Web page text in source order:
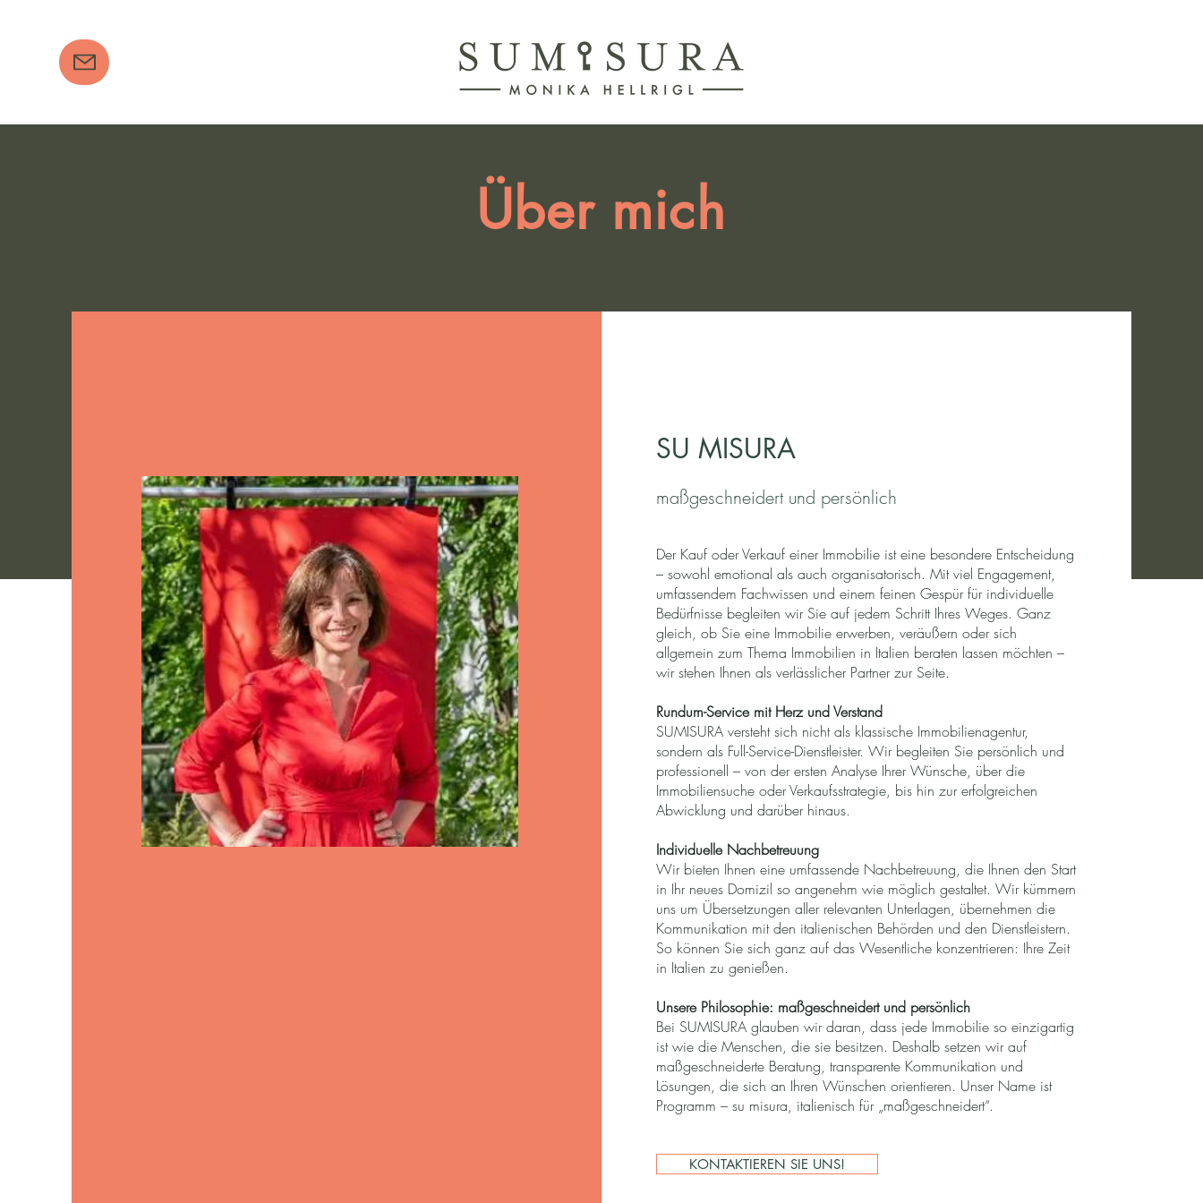
Über mich
SU MISURA
maßgeschneidert und persönlich
Der Kauf oder Verkauf einer Immobilie ist eine besondere Entscheidung
– sowohl emotional als auch organisatorisch. Mit viel Engagement,
umfassendem Fachwissen und einem feinen Gespür für individuelle
Bedürfnisse begleiten wir Sie auf jedem Schritt Ihres Weges. Ganz
gleich, ob Sie eine Immobilie erwerben, veräußern oder sich
allgemein zum Thema Immobilien in Italien beraten lassen möchten –
wir stehen Ihnen als verlässlicher Partner zur Seite.
Rundum-Service mit Herz und Verstand
SUMISURA versteht sich nicht als klassische Immobilienagentur,
sondern als Full-Service-Dienstleister. Wir begleiten Sie persönlich und
professionell – von der ersten Analyse Ihrer Wünsche, über die
Immobiliensuche oder Verkaufsstrategie, bis hin zur erfolgreichen
Abwicklung und darüber hinaus.
Individuelle Nachbetreuung
Wir bieten Ihnen eine umfassende Nachbetreuung, die Ihnen den Start
in Ihr neues Domizil so angenehm wie möglich gestaltet. Wir kümmern
uns um Übersetzungen aller relevanten Unterlagen, übernehmen die
Kommunikation mit den italienischen Behörden und den Dienstleistern.
So können Sie sich ganz auf das Wesentliche konzentrieren: Ihre Zeit
in Italien zu genießen.
Unsere Philosophie: maßgeschneidert und persönlich
Bei SUMISURA glauben wir daran, dass jede Immobilie so einzigartig
ist wie die Menschen, die sie besitzen. Deshalb setzen wir auf
maßgeschneiderte Beratung, transparente Kommunikation und
Lösungen, die sich an Ihren Wünschen orientieren. Unser Name ist
Programm – su misura, italienisch für „maßgeschneidert“.​​
KONTAKTIEREN SIE UNS!